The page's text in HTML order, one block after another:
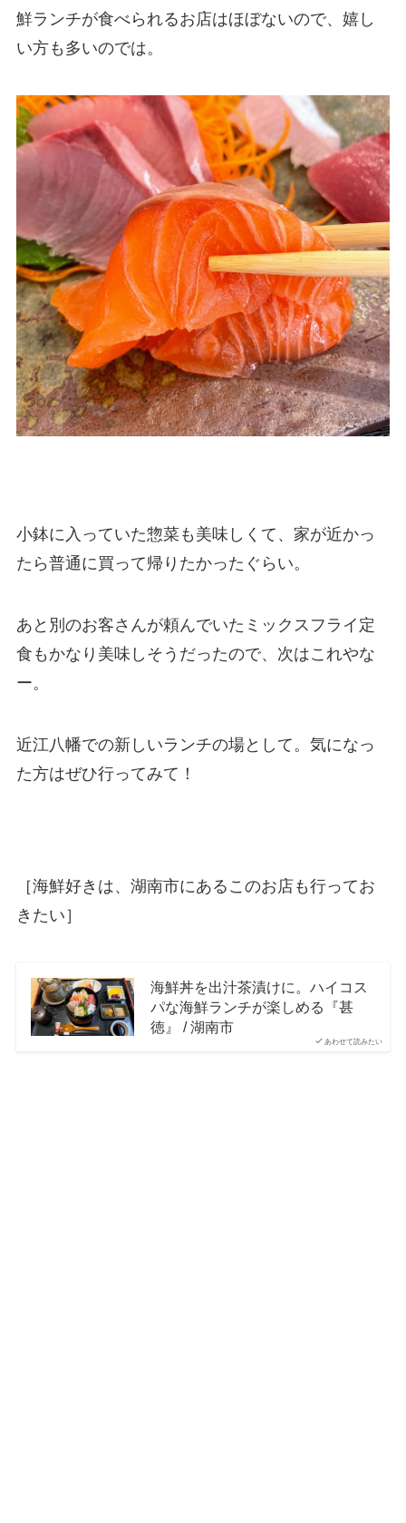
鮮ランチが食べられるお店はほぼないので、嬉し
い方も多いのでは。
小鉢に入っていた惣菜も美味しくて、家が近かっ
たら普通に買って帰りたかったぐらい。
あと別のお客さんが頼んでいたミックスフライ定
食もかなり美味しそうだったので、次はこれやな
ー。
近江八幡での新しいランチの場として。気になっ
た方はぜひ行ってみて！
［海鮮好きは、湖南市にあるこのお店も行ってお
きたい］
あわせて読みたい
海鮮丼を出汁茶漬けに。ハイコス
パな海鮮ランチが楽しめる『甚
徳』 / 湖南市